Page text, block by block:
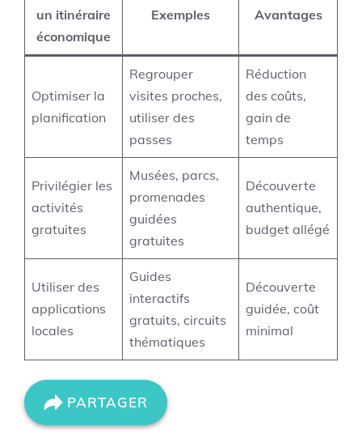
un itinéraire
économique
Exemples Avantages
Optimiser la
planification
Regrouper
visites proches,
utiliser des
passes
Réduction
des coûts,
gain de
temps
Privilégier les
activités
gratuites
Musées, parcs,
promenades
guidées
gratuites
Découverte
authentique,
budget allégé
Utiliser des
applications
locales
Guides
interactifs
gratuits, circuits
thématiques
Découverte
guidée, coût
minimal
PARTAGER